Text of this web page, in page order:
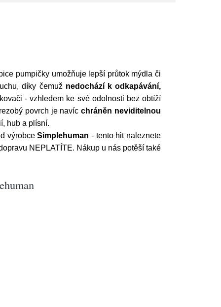
pumpičky umožňuje lepší průtok mýdla či
díky čemuž nedochází k odkapávání,
- vzhledem ke své odolnosti bez obtíží
povrch je navícchráněn neviditelnou
hub a plísní.
výrobceSimplehuman - tento hit naleznete
NEPLATÍTE. Nákup u nás potěší také